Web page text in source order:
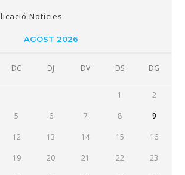
Notícies
AGOST 2026
DC DJ DV DS DG
1 2
5 6 7 8 9
12 13 14 15 16
19 20 21 22 23